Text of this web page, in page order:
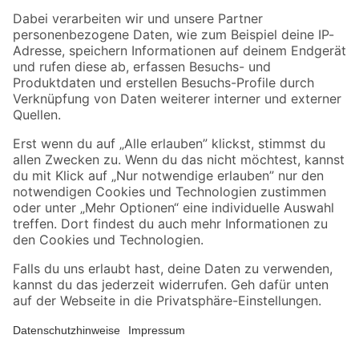
Zahlungsarten Versandarten
Sicher einkaufen
Jetzt die toom-App herunterladen
Alle Preisangaben in EUR inkl. gesetzl. MwSt.. Die dargestellten Angebote sind unter
Umständen nicht in allen Märkten verfügbar. Die angegebenen Verfügbarkeiten beziehen
Produkte nur solange der Vorrat reicht.
*Paketversand ab 59 € versandkostenfrei, gilt nicht für Artikel mit Speditionsversand, hier